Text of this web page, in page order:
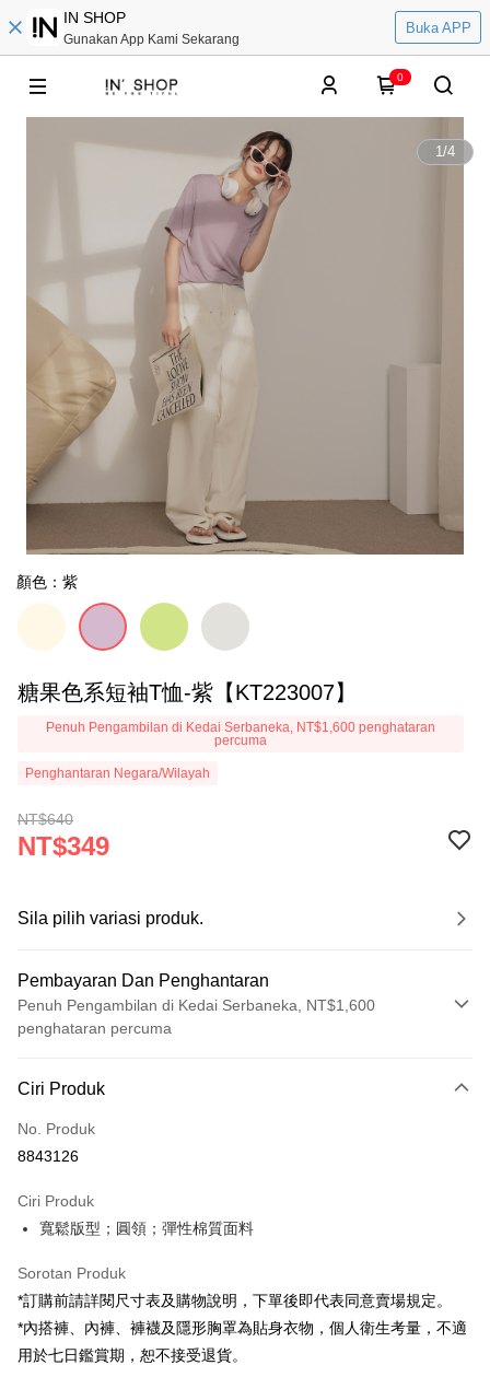
IN SHOP
Gunakan App Kami Sekarang
Buka APP
0
1/4
顏色：紫
糖果色系短袖T恤-紫【KT223007】
Penuh Pengambilan di Kedai Serbaneka, NT$1,600 penghataran
percuma
Penghantaran Negara/Wilayah
NT$640
NT$349
Sila pilih variasi produk.
Pembayaran Dan Penghantaran
Penuh Pengambilan di Kedai Serbaneka, NT$1,600
penghataran percuma
Kad Kredit (Bayaran Penuh)
Pengambilan di Kedai Serbaneka
Apple Pay
Google Pay
OP Pay Later
Deskripsi
Ciri Produk
No. Produk
8843126
Ciri Produk
寬鬆版型；圓領；彈性棉質面料
Sorotan Produk
*訂購前請詳閱尺寸表及購物說明，下單後即代表同意賣場規定。
*內搭褲、內褲、褲襪及隱形胸罩為貼身衣物，個人衛生考量，不適
用於七日鑑賞期，恕不接受退貨。